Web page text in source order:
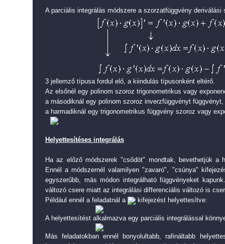
A parciális integrálás módszere a szorzatfüggvény deriválási
3 jellemző típusa fordul elő, a kiindulás típusonként eltérő.
Az elsőnél egy polinom szoroz trigonometrikus vagy
a másodiknál egy polinom szoroz inverzfüggvényt függvényt,
a harmadiknál egy trigonometrikus függvény szoroz vagy
Helyettesítéses integrálás
Ha az előző módszerek "csődöt" mondtak, bevethetjük a
Ennél a módszernél valamilyen "zavaró", "csúnya"
egyszerűbb, más módon integrálható függvényeket
változó csere miatt az integrálási differenciális változó is
Például ennél a feladatnál a
kifejezést helyettesítve:
A helyettesítést alkalmazva egy parciális integrálással
Más feladatokban ennél bonyolultabb, rafináltabb